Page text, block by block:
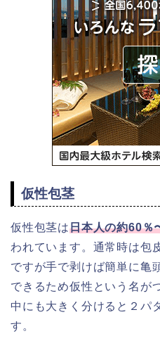
仮性包茎
仮性包茎は日本人の約60％
われています。通常時は包
ですが手で剥けば簡単に亀
できるため仮性という名が
中にも大きく分けると２パ
す。